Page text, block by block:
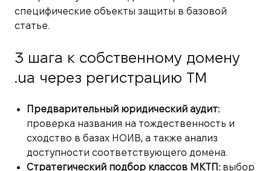
специфические объекты защиты в базовой
статье.
3 шага к собственному домену
.ua через регистрацию ТМ
Предварительный юридический аудит:
проверка названия на тождественность и
сходство в базах НОИВ, а также анализ
доступности соответствующего домена.
Стратегический подбор классов МКТП:выбор